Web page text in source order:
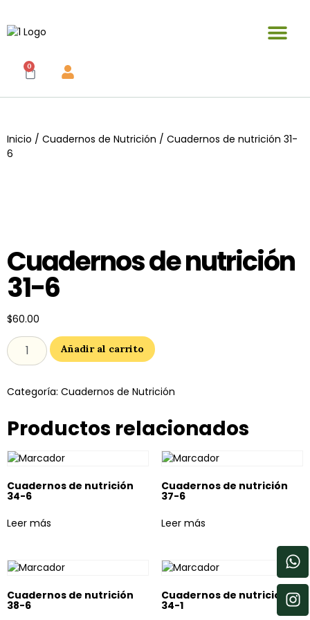
0
Inicio / Cuadernos de Nutrición / Cuadernos de nutrición 31-
6
Cuadernos de nutrición
31-6
$60.00
Añadir al carrito
Categoría: Cuadernos de Nutrición
Productos relacionados
Cuadernos de nutrición
34-6
Leer más
Cuadernos de nutrición
37-6
Leer más
Cuadernos de nutrición
38-6
Cuadernos de nutrición
34-1